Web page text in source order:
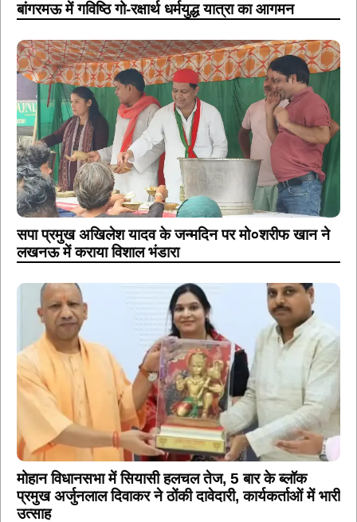
बांगरमऊ में गविष्ठि गो-रक्षार्थ धर्मयुद्ध यात्रा का आगमन
सपा प्रमुख अखिलेश यादव के जन्मदिन पर मो०शरीफ खान ने
लखनऊ में कराया विशाल भंडारा
मोहान विधानसभा में सियासी हलचल तेज, 5 बार के ब्लॉक
प्रमुख अर्जुनलाल दिवाकर ने ठोंकी दावेदारी, कार्यकर्ताओं में भारी
उत्साह